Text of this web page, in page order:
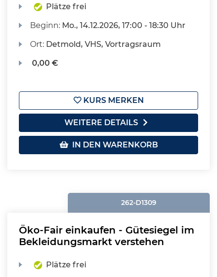
Plätze frei
Beginn: Mo., 14.12.2026, 17:00 - 18:30 Uhr
Ort: Detmold, VHS, Vortragsraum
0,00 €
KURS MERKEN
WEITERE DETAILS
IN DEN WARENKORB
262-D1309
Öko-Fair einkaufen - Gütesiegel im
Bekleidungsmarkt verstehen
Plätze frei